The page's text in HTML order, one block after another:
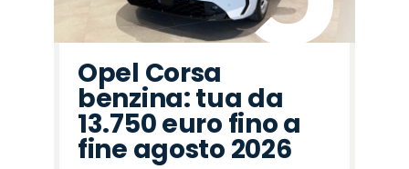
Opel Corsa
benzina: tua da
13.750 euro fino a
fine agosto 2026